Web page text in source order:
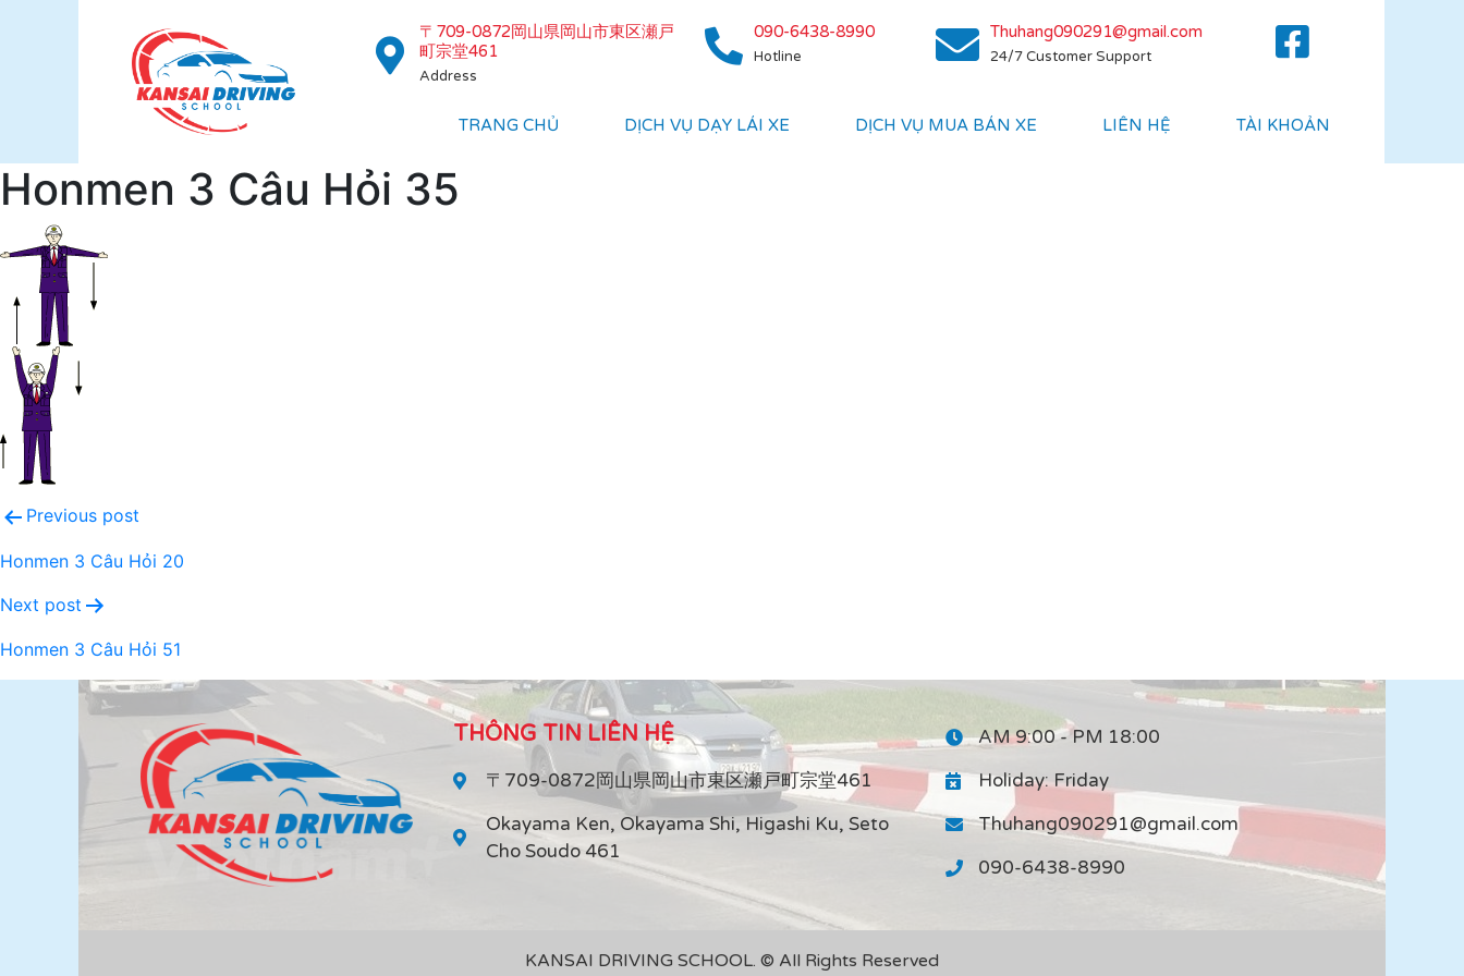
〒709-0872岡山県岡山市東区瀬戸
町宗堂461
Address
090-6438-8990
Hotline
Thuhang090291@gmail.com
24/7 Customer Support
TRANG CHỦ DỊCH VỤ DẠY LÁI XE DỊCH VỤ MUA BÁN XE LIÊN HỆ TÀI KHOẢN
Honmen 3 Câu Hỏi 35
Previous post
Honmen 3 Câu Hỏi 20
Next post
Honmen 3 Câu Hỏi 51
THÔNG TIN LIÊN HỆ
〒709-0872岡山県岡山市東区瀬戸町宗堂461
Okayama Ken, Okayama Shi, Higashi Ku, Seto
Cho Soudo 461
AM 9:00 - PM 18:00
Holiday: Friday
Thuhang090291@gmail.com
090-6438-8990
KANSAI DRIVING SCHOOL. © All Rights Reserved